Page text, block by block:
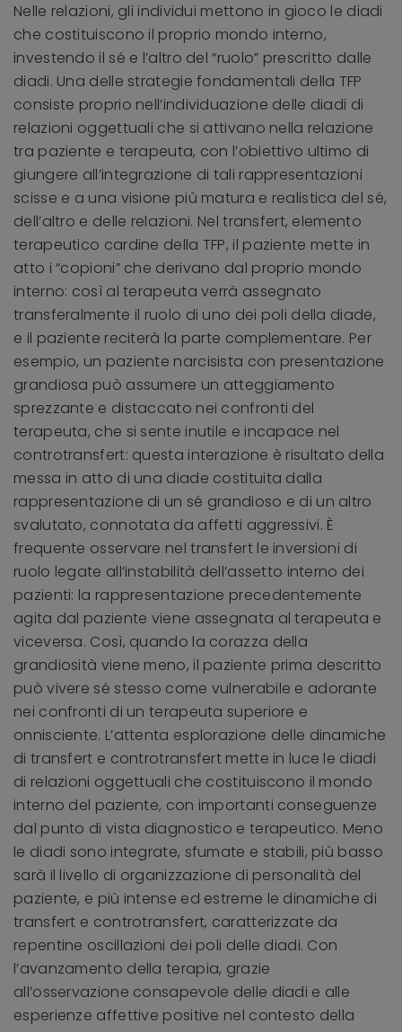
Nelle relazioni, gli individui mettono in gioco le diadi
che costituiscono il proprio mondo interno,
investendo il sé e l’altro del “ruolo” prescritto dalle
diadi. Una delle strategie fondamentali della TFP
consiste proprio nell’individuazione delle diadi di
relazioni oggettuali che si attivano nella relazione
tra paziente e terapeuta, con l’obiettivo ultimo di
giungere all’integrazione di tali rappresentazioni
scisse e a una visione più matura e realistica del sé,
dell’altro e delle relazioni. Nel transfert, elemento
terapeutico cardine della TFP, il paziente mette in
atto i “copioni” che derivano dal proprio mondo
interno: così al terapeuta verrà assegnato
transferalmente il ruolo di uno dei poli della diade,
e il paziente reciterà la parte complementare. Per
esempio, un paziente narcisista con presentazione
grandiosa può assumere un atteggiamento
sprezzante e distaccato nei confronti del
terapeuta, che si sente inutile e incapace nel
controtransfert: questa interazione è risultato della
messa in atto di una diade costituita dalla
rappresentazione di un sé grandioso e di un altro
svalutato, connotata da affetti aggressivi. È
frequente osservare nel transfert le inversioni di
ruolo legate all’instabilità dell’assetto interno dei
pazienti: la rappresentazione precedentemente
agita dal paziente viene assegnata al terapeuta e
viceversa. Così, quando la corazza della
grandiosità viene meno, il paziente prima descritto
può vivere sé stesso come vulnerabile e adorante
nei confronti di un terapeuta superiore e
onnisciente. L’attenta esplorazione delle dinamiche
di transfert e controtransfert mette in luce le diadi
di relazioni oggettuali che costituiscono il mondo
interno del paziente, con importanti conseguenze
dal punto di vista diagnostico e terapeutico. Meno
le diadi sono integrate, sfumate e stabili, più basso
sarà il livello di organizzazione di personalità del
paziente, e più intense ed estreme le dinamiche di
transfert e controtransfert, caratterizzate da
repentine oscillazioni dei poli delle diadi. Con
l’avanzamento della terapia, grazie
all’osservazione consapevole delle diadi e alle
esperienze affettive positive nel contesto della